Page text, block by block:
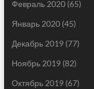
Февраль 2020(65)
Январь 2020(45)
Декабрь 2019(77)
Ноябрь 2019(82)
Октябрь 2019(67)